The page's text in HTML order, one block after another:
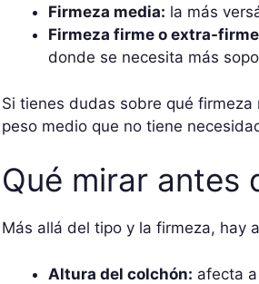
Firmeza media: la más
Firmeza firme o extra-
donde se necesita más
Si tienes dudas sobre qué
peso medio que no tiene
Qué mirar antes
Más allá del tipo y la firmeza, hay
Altura del colchón: afecta